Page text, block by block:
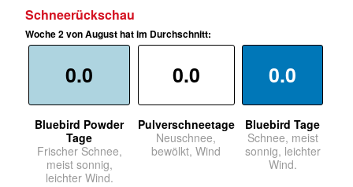
Schneerückschau
Woche 2 von August hat im Durchschnitt:
0.0
Bluebird Powder
Tage
Frischer Schnee,
meist sonnig,
leichter Wind.
0.0
Pulverschneetage
Neuschnee,
bewölkt, Wind
0.0
Bluebird Tage
Schnee, meist
sonnig, leichter
Wind.